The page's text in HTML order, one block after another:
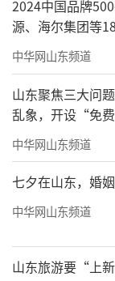
2024中国品牌
源、海尔集团等
中华网山东频道
山东聚焦三大问
乱象，开设“免
例70%以上
中华网山东频道
七夕在山东，婚
中华网山东频道
山东旅游要“上